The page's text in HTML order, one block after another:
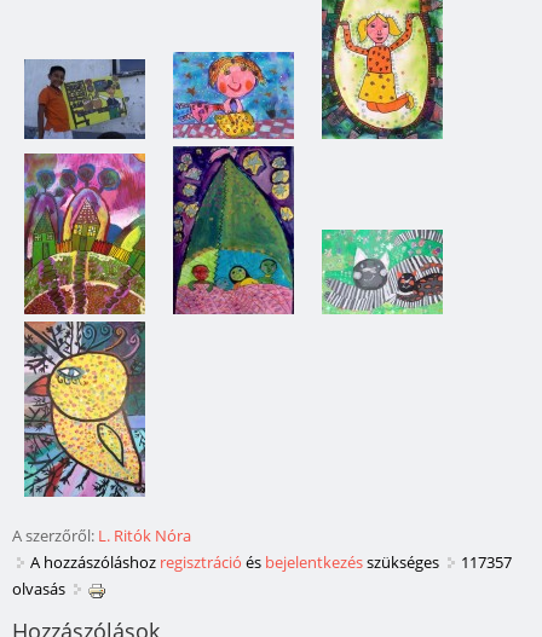
A szerzőről: L. Ritók Nóra
A hozzászóláshoz regisztráció és bejelentkezésszükséges
117357
olvasás